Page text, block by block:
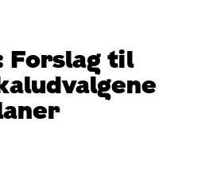
Forslag til